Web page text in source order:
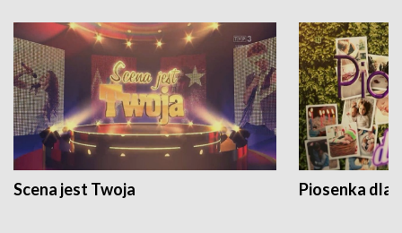
Scena jest Twoja Piosenka dla